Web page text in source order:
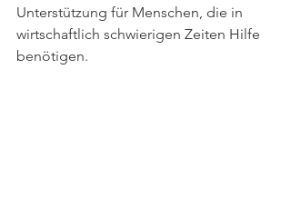
Unterstützung für Menschen, die in
wirtschaftlich schwierigen Zeiten Hilfe
benötigen.